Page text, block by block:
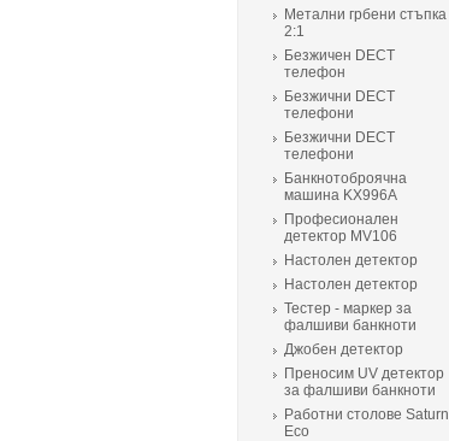
Метални грбени стъпка
2:1
Безжичен DECT
телефон
Безжични DECT
телефони
Безжични DECT
телефони
Банкнотоброячна
машина KX996A
Професионален
детектор MV106
Настолен детектор
Настолен детектор
Тестер - маркер за
фалшиви банкноти
Джобен детектор
Преносим UV детектор
за фалшиви банкноти
Работни столове Saturn
Eco